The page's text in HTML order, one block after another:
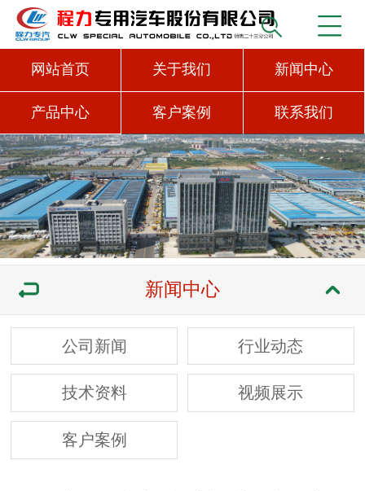
网站首页 关于我们 新闻中心
产品中心 客户案例 联系我们
新闻中心
公司新闻 行业动态
技术资料 视频展示
客户案例